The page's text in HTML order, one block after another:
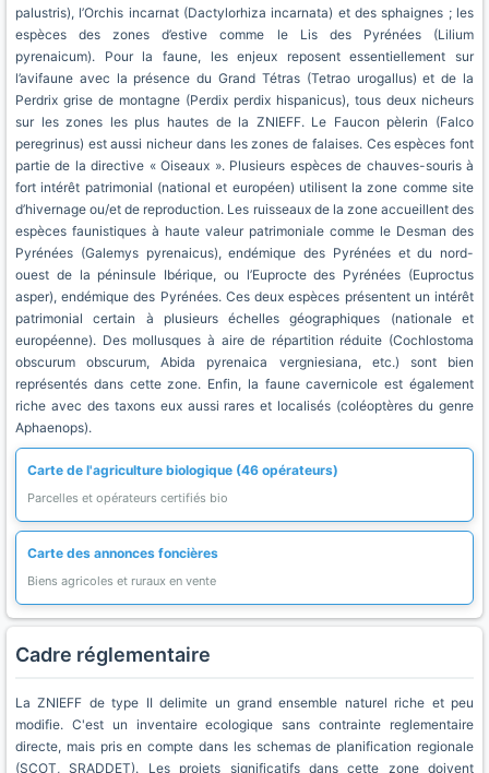
palustris), l’Orchis incarnat (Dactylorhiza incarnata) et des sphaignes ; les
espèces des zones d’estive comme le Lis des Pyrénées (Lilium
pyrenaicum). Pour la faune, les enjeux reposent essentiellement sur
l’avifaune avec la présence du Grand Tétras (Tetrao urogallus) et de la
Perdrix grise de montagne (Perdix perdix hispanicus), tous deux nicheurs
sur les zones les plus hautes de la ZNIEFF. Le Faucon pèlerin (Falco
peregrinus) est aussi nicheur dans les zones de falaises. Ces espèces font
partie de la directive « Oiseaux ». Plusieurs espèces de chauves-souris à
fort intérêt patrimonial (national et européen) utilisent la zone comme site
d’hivernage ou/et de reproduction. Les ruisseaux de la zone accueillent des
espèces faunistiques à haute valeur patrimoniale comme le Desman des
Pyrénées (Galemys pyrenaicus), endémique des Pyrénées et du nord-
ouest de la péninsule Ibérique, ou l’Euprocte des Pyrénées (Euproctus
asper), endémique des Pyrénées. Ces deux espèces présentent un intérêt
patrimonial certain à plusieurs échelles géographiques (nationale et
européenne). Des mollusques à aire de répartition réduite (Cochlostoma
obscurum obscurum, Abida pyrenaica vergniesiana, etc.) sont bien
représentés dans cette zone. Enfin, la faune cavernicole est également
riche avec des taxons eux aussi rares et localisés (coléoptères du genre
Aphaenops).
Carte de l'agriculture biologique (46 opérateurs)
Parcelles et opérateurs certifiés bio
Carte des annonces foncières
Biens agricoles et ruraux en vente
Cadre réglementaire
La ZNIEFF de type II delimite un grand ensemble naturel riche et peu
modifie. C'est un inventaire ecologique sans contrainte reglementaire
directe, mais pris en compte dans les schemas de planification regionale
(SCOT, SRADDET). Les projets significatifs dans cette zone doivent